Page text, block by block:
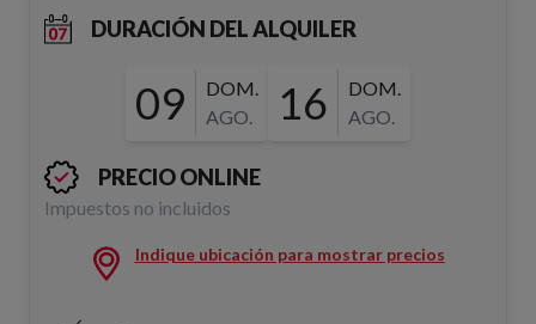
DURACIÓN DEL ALQUILER
09
DOM.
AGO.
16
DOM.
AGO.
PRECIO ONLINE
Impuestos no incluidos
Indique ubicación para mostrar precios